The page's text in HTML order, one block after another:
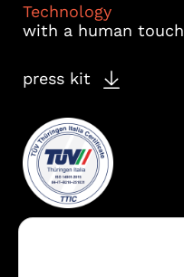
Technology
with a human touch
press kit